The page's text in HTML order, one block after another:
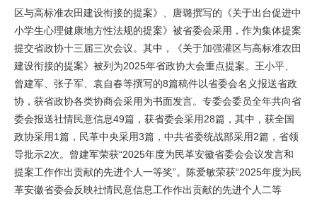
区与高标准农田建设衔接的提案》、唐璐撰写的《关于出台促进中
小学生心理健康地方性法规的提案》被省委会采用，作为集体提案
提交省政协十三届三次会议。其中，《关于加强灌区与高标准农田
建设衔接的提案》被列为2025年省政协大会重点提案。王小平、
曾建军、张子军、袁自春等撰写的8篇稿件以省委会名义报送省政
协，获省政协各类协商会采用为书面发言。专委会委员全年共向省
委会报送社情民意信息49篇，获省委会采用28篇，其中，获全国
政协采用1篇，民革中央采用3篇，中共省委统战部采用2篇，省领
导批示2次。曾建军荣获“2025年度为民革安徽省委会会议发言和
提案工作作出贡献的先进个人一等奖”。陈爱敏荣获“2025年度为民
革安徽省委会反映社情民意信息工作作出贡献的先进个人二等